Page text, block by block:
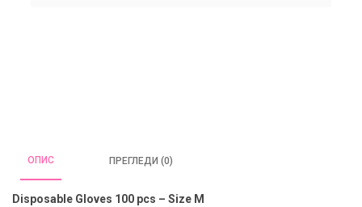
ОПИС ПРЕГЛЕДИ (0)
Disposable Gloves 100 pcs – Size M